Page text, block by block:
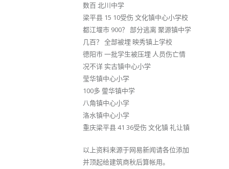
数百 北川中学
梁平县 15 10受伤 文化镇中心小学校
都江堰市 900？ 部分逃离 聚源镇中学
几百？ 全部被埋 映秀镇上学校
德阳市 一批学生被压埋 人员伤亡情
况不详 实古镇中心小学
莹华镇中心小学
100多 蓥华镇中学
八角镇中心小学
洛水镇中心小学
重庆梁平县 41 36受伤 文化镇 礼让镇
以上资料来源于网易新闻请各位添加
并顶起给建筑商秋后算帐用。